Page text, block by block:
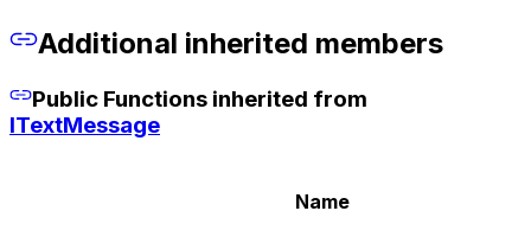
Additional inherited members
Public Functions inherited from
ITextMessage
Name